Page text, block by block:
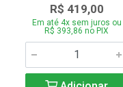
R$ 419,00
Em até 4x sem juros ou
R$ 393,86 no PIX